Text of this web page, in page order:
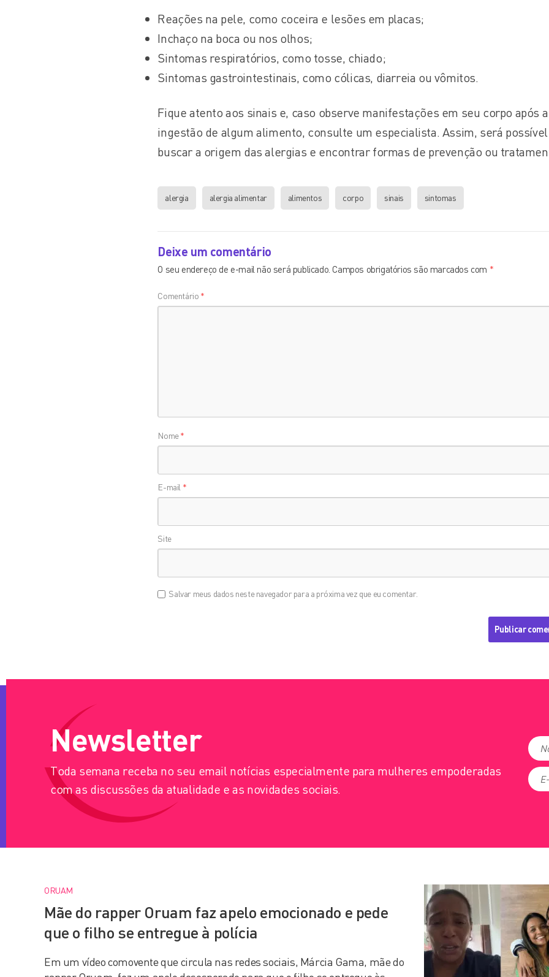
Reações na pele, como coceira e lesões em placas;
Inchaço na boca ou nos olhos;
Sintomas respiratórios, como tosse, chiado;
Sintomas gastrointestinais, como cólicas, diarreia ou vômitos.
Fique atento aos sinais e, caso observe manifestações em seu corpo após a
ingestão de algum alimento, consulte um especialista. Assim, será possível
buscar a origem das alergias e encontrar formas de prevenção ou
alergia alergia alimentar alimentos corpo sinais sintomas
Deixe um comentário
O seu endereço de e-mail não será publicado. Campos obrigatórios são marcados com *
Comentário *
Nome*
E-mail *
Site
Salvar meus dados neste navegador para a próxima vez que eu comentar.
Newsletter
Toda semana receba no seu email notícias especialmente para mulheres empoderadas
com as discussões da atualidade e as novidades sociais.
ORUAM
Mãe do rapper Oruam faz apelo emocionado e pede
que o filho se entregue à polícia
Em um vídeo comovente que circula nas redes sociais, Márcia Gama, mãe do